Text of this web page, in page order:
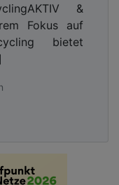
&
Fokus auf
bietet